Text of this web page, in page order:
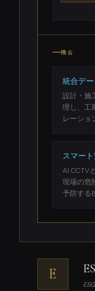
機会
統合デ
設計・施
理し、工
レーショ
スマー
AI CCTV
現場の危
予防する
E